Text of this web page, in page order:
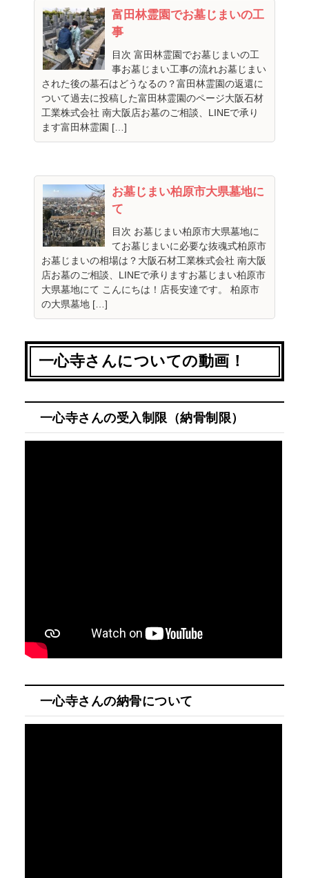
富田林霊園でお墓じまいの工
事
目次 富田林霊園でお墓じまいの工
事お墓じまい工事の流れお墓じまい
された後の墓石はどうなるの？富田林霊園の返還に
ついて過去に投稿した富田林霊園のページ大阪石材
工業株式会社 南大阪店お墓のご相談、LINEで承り
ます富田林霊園 […]
お墓じまい柏原市大県墓地に
て
目次 お墓じまい柏原市大県墓地に
てお墓じまいに必要な抜魂式柏原市
お墓じまいの相場は？大阪石材工業株式会社 南大阪
店お墓のご相談、LINEで承りますお墓じまい柏原市
大県墓地にて こんにちは！店長安達です。 柏原市
の大県墓地 […]
一心寺さんについての動画！
一心寺さんの受入制限（納骨制限）
一心寺さんの納骨について